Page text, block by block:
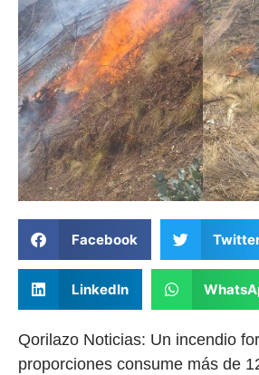
Facebook
LinkedIn
Qorilazo Noticias: Un incendio
proporciones consume más de